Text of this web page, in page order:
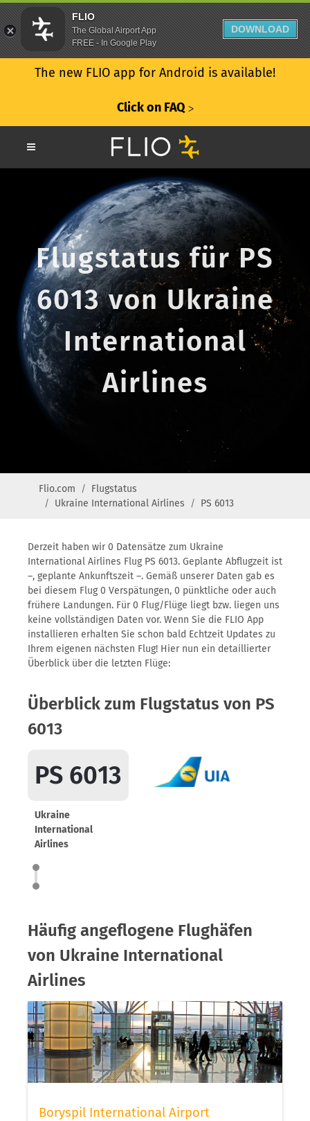
The new FLIO app for Android is available!
Click on FAQ ᐳ
Flugstatus für PS
6013 von Ukraine
International
Airlines
Flio.com
Flugstatus
Ukraine International Airlines
PS 6013
Derzeit haben wir 0 Datensätze zum Ukraine
International Airlines Flug PS 6013. Geplante Abflugzeit ist
–, geplante Ankunftszeit –. Gemäß unserer Daten gab es
bei diesem Flug 0 Verspätungen, 0 pünktliche oder auch
frühere Landungen. Für 0 Flug/Flüge liegt bzw. liegen uns
keine vollständigen Daten vor. Wenn Sie die FLIO App
installieren erhalten Sie schon bald Echtzeit Updates zu
Ihrem eigenen nächsten Flug! Hier nun ein detaillierter
Überblick über die letzten Flüge:
Überblick zum Flugstatus von PS
6013
PS 6013
Ukraine
International
Airlines
Häufig angeflogene Flughäfen
von Ukraine International
Airlines
Boryspil International Airport
FLIO
The Global Airport App
FREE - In Google Play
DOWNLOAD